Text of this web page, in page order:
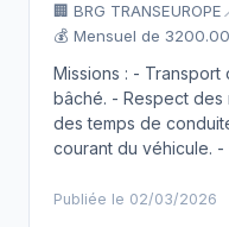
🏢 BRG TRANSEUROPE
💰 Mensuel de
Missions : - Transport
bâché. - Respect
des temps de
courant du véhicule.
Publiée le 02/03/2026